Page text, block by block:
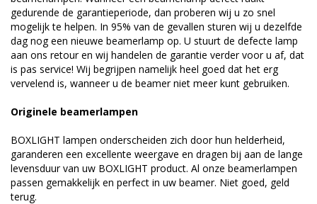
gedurende de garantieperiode, dan proberen wij u zo snel
mogelijk te helpen. In 95% van de gevallen sturen wij u dezelfde
dag nog een nieuwe beamerlamp op. U stuurt de defecte lamp
aan ons retour en wij handelen de garantie verder voor u af, dat
is pas service! Wij begrijpen namelijk heel goed dat het erg
vervelend is, wanneer u de beamer niet meer kunt gebruiken.
Originele beamerlampen
BOXLIGHT lampen onderscheiden zich door hun helderheid,
garanderen een excellente weergave en dragen bij aan de lange
levensduur van uw BOXLIGHT product. Al onze beamerlampen
passen gemakkelijk en perfect in uw beamer. Niet goed, geld
terug.